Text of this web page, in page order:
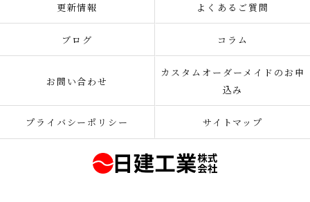
更新情報 よくあるご質問
ブログ コラム
お問い合わせ
カスタムオーダーメイドのお申
込み
プライバシーポリシー サイトマップ